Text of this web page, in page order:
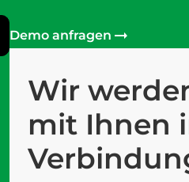
Demo anfragen
Wir
mit Ihnen